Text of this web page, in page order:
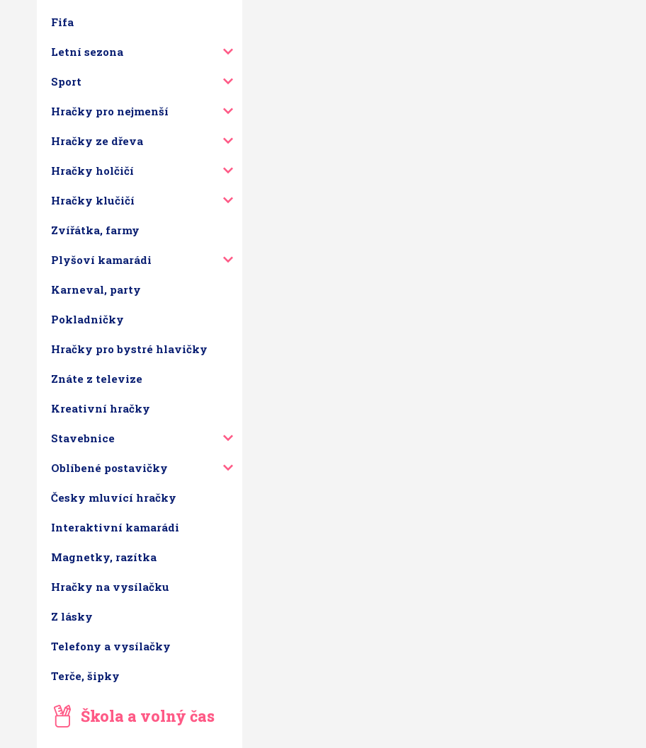
Fifa
Letní sezona
Sport
Hračky pro nejmenší
Hračky ze dřeva
Hračky holčičí
Hračky klučičí
Zvířátka, farmy
Plyšoví kamarádi
Karneval, party
Pokladničky
Hračky pro bystré hlavičky
Znáte z televize
Kreativní hračky
Stavebnice
Oblíbené postavičky
Česky mluvící hračky
Interaktivní kamarádi
Magnetky, razítka
Hračky na vysílačku
Z lásky
Telefony a vysílačky
Terče, šipky
Škola a volný čas